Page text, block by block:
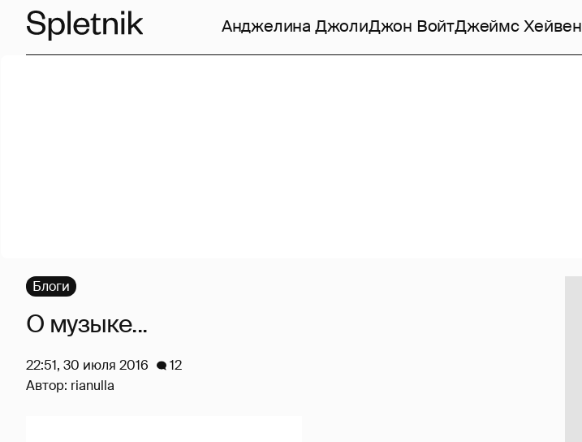
Анджелина ДжолиДжон ВойтДжеймс Хейвен
Блоги
О музыке...
22:51, 30 июля 2016
12
Автор: rianulla